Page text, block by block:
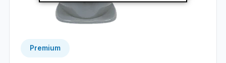
Premium